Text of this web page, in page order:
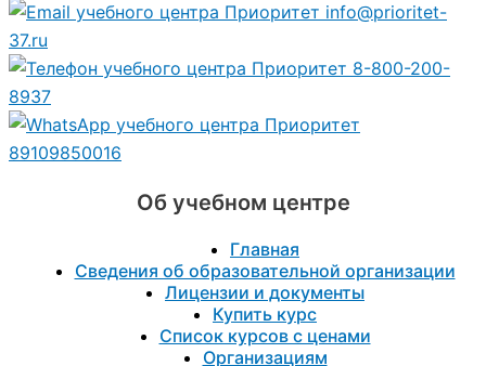
info@prioritet-
37.ru
8-800-200-
8937
89109850016
Об учебном центре
Главная
Сведения об образовательной организации
Лицензии и документы
Купить курс
Список курсов с ценами
Организациям